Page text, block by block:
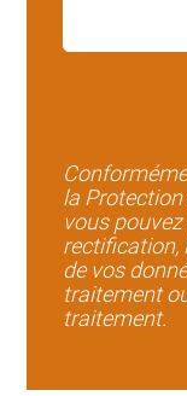
la
vous pouvez
rectification,
de vos
traitement
traitement.